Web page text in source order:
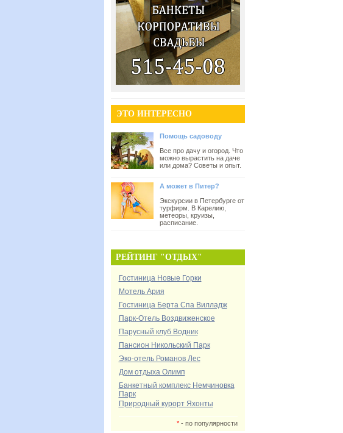
ЭТО ИНТЕРЕСНО
Помощь садоводу
Все про дачу и огород. Что
можно вырастить на даче
или дома? Советы и опыт.
А может в Питер?
Экскурсии в Петербурге от
турфирм. В Карелию,
метеоры, круизы,
расписание.
РЕЙТИНГ "ОТДЫХ"
Гостиница Новые Горки
Мотель Ария
Гостиница Берта Спа Вилладж
Парк-Отель Воздвиженское
Парусный клуб Водник
Пансион Никольский Парк
Эко-отель Романов Лес
Дом отдыха Олимп
Банкетный комплекс Немчиновка
Парк
Природный курорт Яхонты
*- по популярности